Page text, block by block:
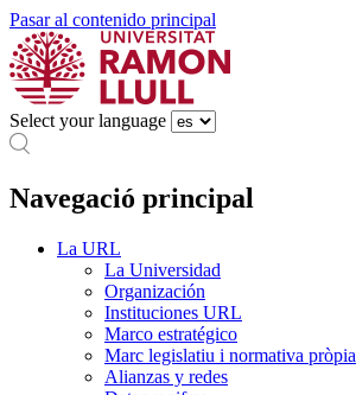
Pasar al contenido principal
Select your language
Navegació principal
La URL
La Universidad
Organización
Instituciones URL
Marco estratégico
Marc legislatiu i normativa pròpia
Alianzas y redes